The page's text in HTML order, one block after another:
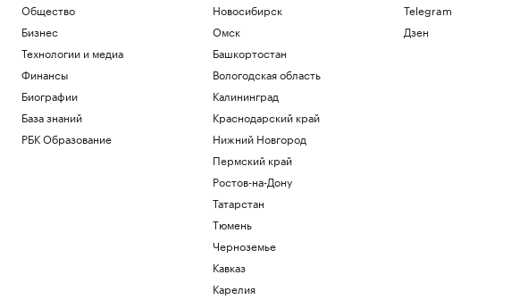
Общество
Бизнес
Технологии и медиа
Финансы
Биографии
База знаний
РБК Образование
Новосибирск
Омск
Башкортостан
Вологодская область
Калининград
Краснодарский край
Нижний Новгород
Пермский край
Ростов-на-Дону
Татарстан
Тюмень
Черноземье
Кавказ
Карелия
Telegram
Дзен